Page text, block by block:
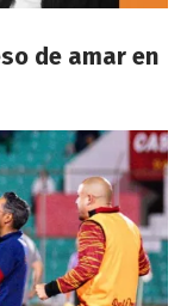
de amar en